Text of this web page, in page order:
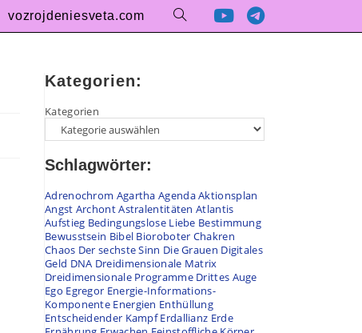
vozrojdeniesveta.com
Kategorien:
Kategorien
Schlagwörter:
Adrenochrom Agartha AgendaAktionsplan
Angst ArchontAstralentitäten Atlantis
Aufstieg Bedingungslose Liebe Bestimmung
Bewusstsein Bibel Bioroboter Chakren
Chaos Der sechste Sinn Die Grauen Digitales
Geld DNA Dreidimensionale Matrix
Dreidimensionale Programme Drittes Auge
Ego Egregor Energie-Informations-
Komponente Energien Enthüllung
Entscheidender Kampf Erdallianz Erde